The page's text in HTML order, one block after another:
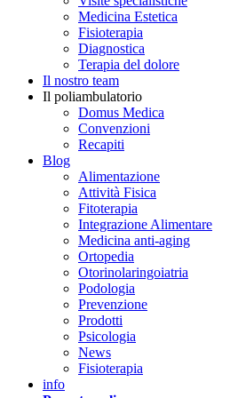
Medicina Estetica
Fisioterapia
Diagnostica
Terapia del dolore
Il nostro team
Il poliambulatorio
Domus Medica
Convenzioni
Recapiti
Blog
Alimentazione
Attività Fisica
Fitoterapia
Integrazione Alimentare
Medicina anti-aging
Ortopedia
Otorinolaringoiatria
Podologia
Prevenzione
Prodotti
Psicologia
News
Fisioterapia
info